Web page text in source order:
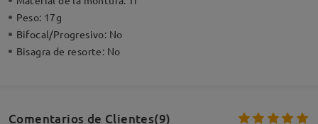
Peso: 17g
Bifocal/Progresivo: No
Bisagra de resorte: No
Comentarios de Clientes(9)